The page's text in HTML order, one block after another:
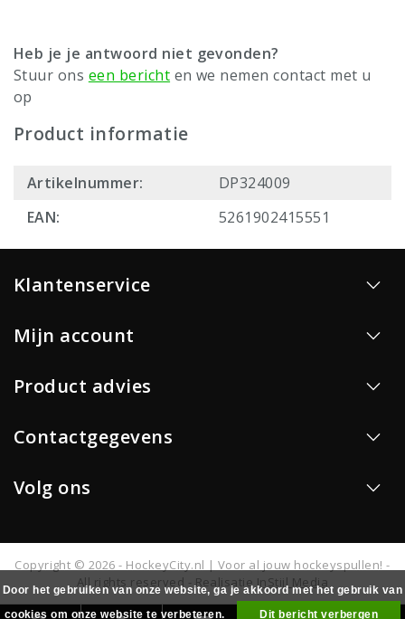
Heb je je antwoord niet gevonden?
Stuur ons een bericht en we nemen contact met u
op
Product informatie
Artikelnummer:
DP324009
EAN:
5261902415551
Klantenservice
Mijn account
Product advies
Contactgegevens
Volg ons
Copyright © 2026 - HockeyCity.nl | Voor al jouw hockeyspullen! -
All rights reserved - Realisatie InStijl Media
Door het gebruiken van onze website, ga je akkoord met het gebruik van
cookies om onze website te verbeteren.
Dit bericht verbergen